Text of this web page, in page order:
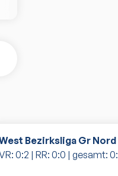
Bezirksliga Gr Nord
0:2 | RR: 0:0 | gesamt: 0: